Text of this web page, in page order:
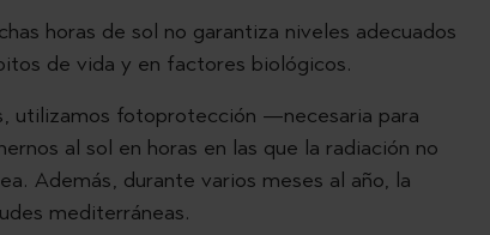
horas de sol no garantiza niveles adecuados
de vida y en factores biológicos.
utilizamos fotoprotección —necesaria para
al sol en horas en las que la radiación no
Además, durante varios meses al año, la
mediterráneas.